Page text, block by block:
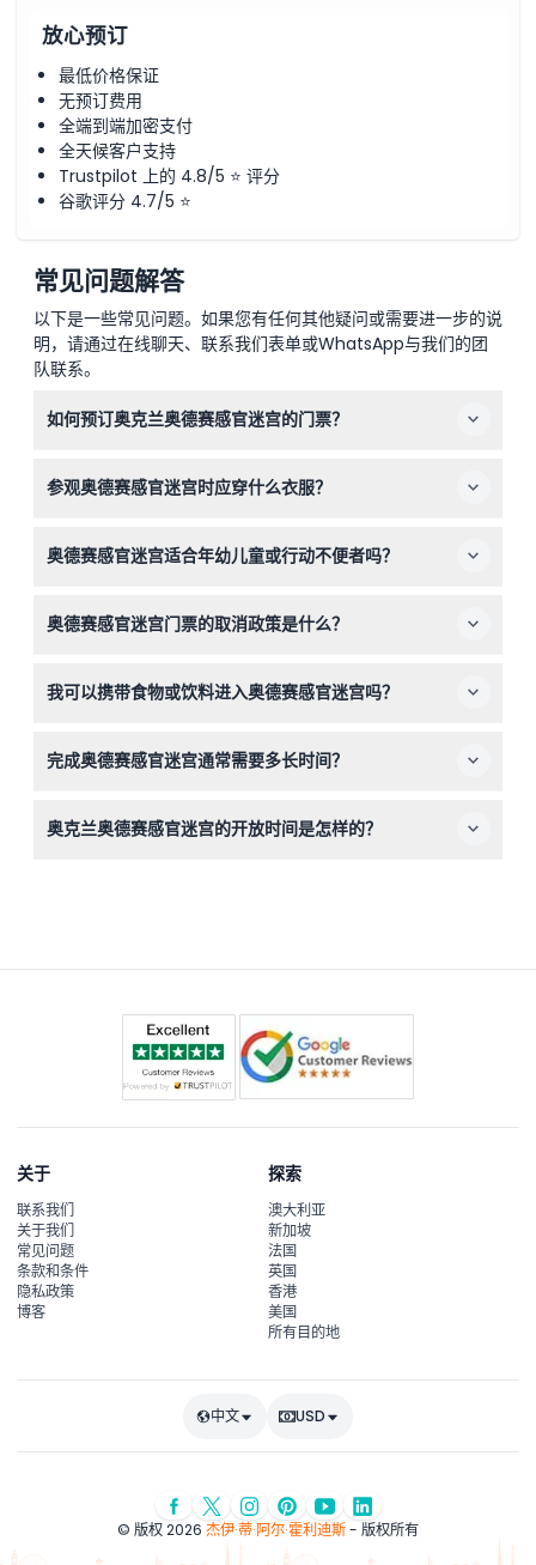
放心预订
最低价格保证
无预订费用
全端到端加密支付
全天候客户支持
Trustpilot 上的 4.8/5 ⭐ 评分
谷歌评分 4.7/5 ⭐
常见问题解答
以下是一些常见问题。如果您有任何其他疑问或需要进一步的说
明，请通过在线聊天、联系我们表单或WhatsApp与我们的团
队联系。
如何预订奥克兰奥德赛感官迷宫的门票？
时间即可完成预订。
参观奥德赛感官迷宫时应穿什么衣服？
障碍和不同的空间。
奥德赛感官迷宫适合年幼儿童或行动不便者吗？
用。对行动能力受限者来说可能较具挑战性。
奥德赛感官迷宫门票的取消政策是什么？
和时间，因为门票必须在指定时间使用。
我可以携带食物或饮料进入奥德赛感官迷宫吗？
入场地。
完成奥德赛感官迷宫通常需要多长时间？
可以按照自己的节奏探索。
奥克兰奥德赛感官迷宫的开放时间是怎样的？
关于
联系我们
关于我们
常见问题
条款和条件
隐私政策
博客
探索
澳大利亚
新加坡
法国
英国
香港
美国
所有目的地
中文 USD
© 版权 2026 杰伊·蒂·阿尔·霍利迪斯- 版权所有